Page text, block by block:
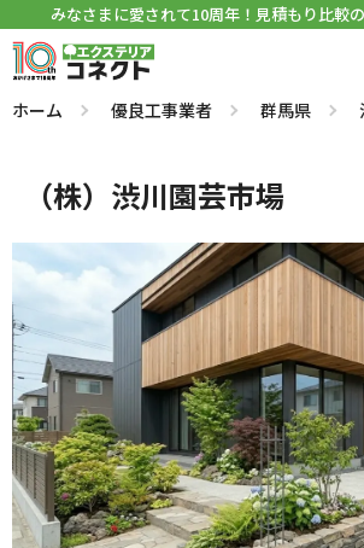
みなさまに愛されて10周年！見積もり比較
ホーム 優良工事業者 群馬県
（株）渋川園芸市場